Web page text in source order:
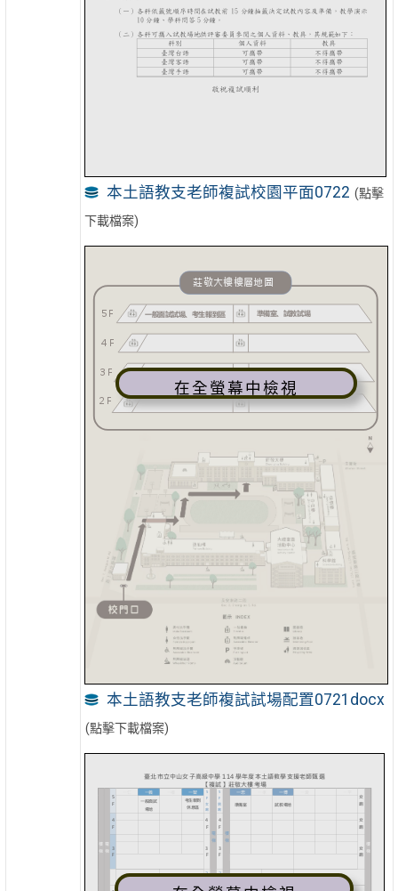
本土語教支老師複試校園平面0722 (點擊
下載檔案)
在全螢幕中檢視
本土語教支老師複試試場配置0721docx
(點擊下載檔案)